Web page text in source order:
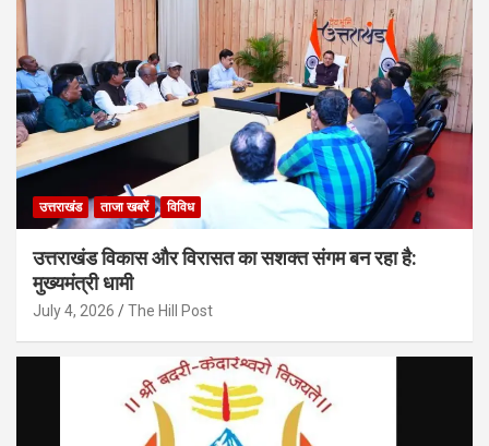
उत्तराखंड ताजा खबरें विविध
उत्तराखंड विकास और विरासत का सशक्त संगम बन रहा है:
मुख्यमंत्री धामी
July 4, 2026 The Hill Post